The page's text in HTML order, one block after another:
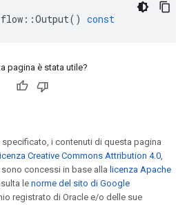
::Output() const
pagina è stata utile?
i contenuti di questa pagina
licenza Creative Commons Attribution 4.0,
concessi in base alla licenza Apache
le norme del sito di Google
registrato di Oracle e/o delle sue